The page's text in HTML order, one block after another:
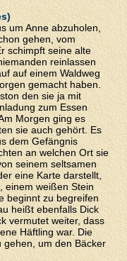
um Anne abzuholen,
gehen, vom
schimpft seine alte
reinlassen
auf einem Waldweg
gemacht haben.
den sie ja mit
zum Essen
Morgen ging es
sie auch gehört. Es
dem Gefängnis
an welchen Ort sie
seinem seltsamen
eine Karte darstellt,
einem weißen Stein
beginnt zu begreifen
heißt ebenfalls Dick
vermutet weiter, dass
Häftling war. Die
gehen, um den Bäcker